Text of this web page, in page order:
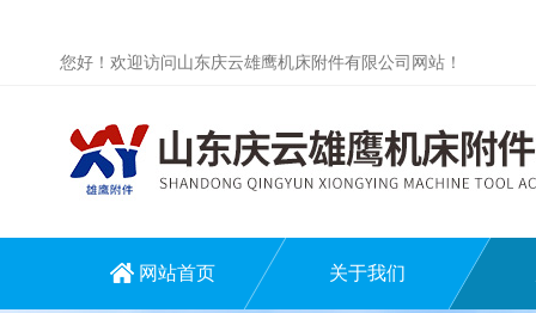
您好！欢迎访问山东庆云雄鹰机床附件有限公司网站！
网站首页 关于我们